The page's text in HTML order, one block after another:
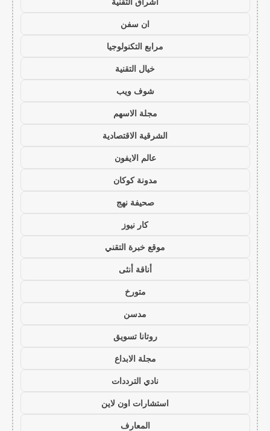
ان سفن
مرابع التكنولوجيا
خيال التقنية
شوف ويب
مجلة الاسهم
الشرقية الاقتصادية
عالم الايفون
مدونة كوكان
صحيفة نهج
كار نيوز
موقع خبرة التقني
أناقة أنثى
متورخ
مدسن
روتانا تسويق
مجلة الابداع
نادي الترددات
استشارات اون لاين
المعارف